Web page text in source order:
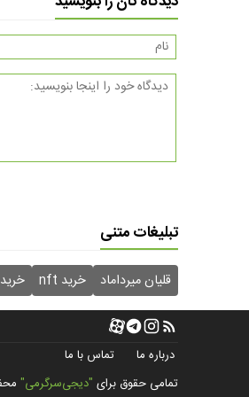
تبلیغات متنی
قلیان میرداماد خرید nft
درباره ما
تماس با ما
تمامی حقوق برای "دیجی‌سرگرمی"